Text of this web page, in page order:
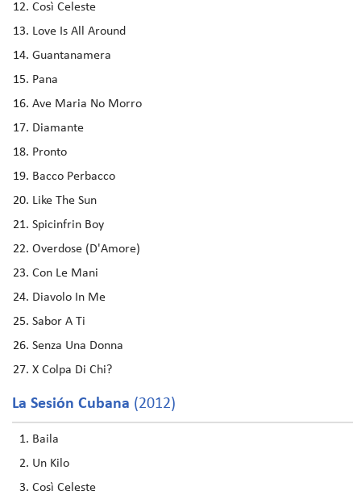
Così Celeste
Love Is All Around
Guantanamera
Pana
Ave Maria No Morro
Diamante
Pronto
Bacco Perbacco
Like The Sun
Spicinfrin Boy
Overdose (D'Amore)
Con Le Mani
Diavolo In Me
Sabor A Ti
Senza Una Donna
X Colpa Di Chi?
La Sesión Cubana (2012)
Baila
Un Kilo
Così Celeste